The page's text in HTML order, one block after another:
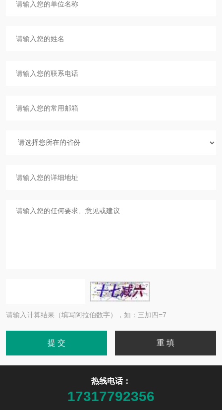
请输入计算结果（填写阿拉伯数字），如：三加四=7
热线电话：
17317792356